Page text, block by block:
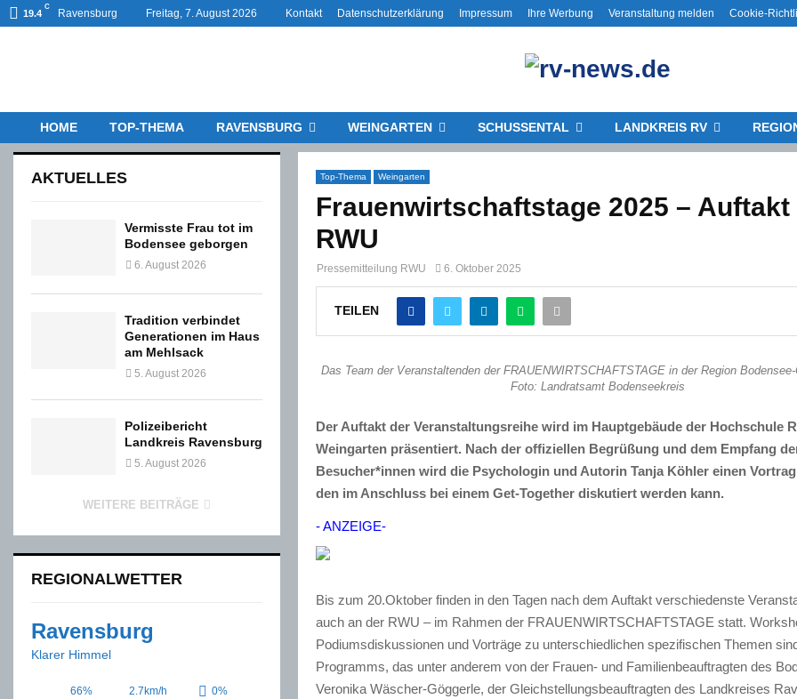
19.4
C
Ravensburg Freitag, 7. August 2026 Kontakt Datenschutzerklärung Impressum Ihre Werbung Veranstaltung melden Cookie-
HOME TOP-THEMA RAVENSBURG WEINGARTEN SCHUSSENTAL LANDKREIS RV
Top-Thema Weingarten
Frauenwirtschaftstage 2025 – Auftakt
RWU
Pressemitteilung RWU 6. Oktober 2025
TEILEN
Das Team der Veranstaltenden der FRAUENWIRTSCHAFTSTAGE in der Region
Foto: Landratsamt Bodenseekreis
Der Auftakt der Veranstaltungsreihe wird im Hauptgebäude der Hochschule
Weingarten präsentiert. Nach der offiziellen Begrüßung und dem Empfang
Besucher*innen wird die Psychologin und Autorin Tanja Köhler einen
den im Anschluss bei einem Get-Together diskutiert werden kann.
- ANZEIGE-
Bis zum 20.Oktober finden in den Tagen nach dem Auftakt verschiedenste
auch an der RWU – im Rahmen der FRAUENWIRTSCHAFTSTAGE statt.
Podiumsdiskussionen und Vorträge zu unterschiedlichen spezifischen Themen
Programms, das unter anderem von der Frauen- und Familienbeauftragten des
Veronika Wäscher-Göggerle, der Gleichstellungsbeauftragten des Landkreises
AKTUELLES
Vermisste Frau tot im
Bodensee geborgen
6. August 2026
Tradition verbindet
Generationen im Haus
am Mehlsack
5. August 2026
Polizeibericht
Landkreis Ravensburg
5. August 2026
WEITERE BEITRÄGE
REGIONALWETTER
Ravensburg
Klarer Himmel
66% 2.7km/h 0%